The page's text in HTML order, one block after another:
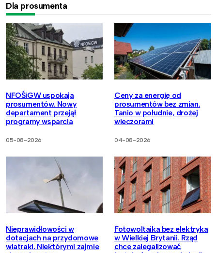
Dla prosumenta
NFOŚiGW uspokaja
prosumentów. Nowy
departament przejął
programy wsparcia
05-08-2026
Ceny za energię od
prosumentów bez zmian.
Tanio w południe, drożej
wieczorami
04-08-2026
Nieprawidłowości w
dotacjach na przydomowe
wiatraki. Niektórymi zajmie
Fotowoltaika bez elektryka
w Wielkiej Brytanii. Rząd
chce zalegalizować